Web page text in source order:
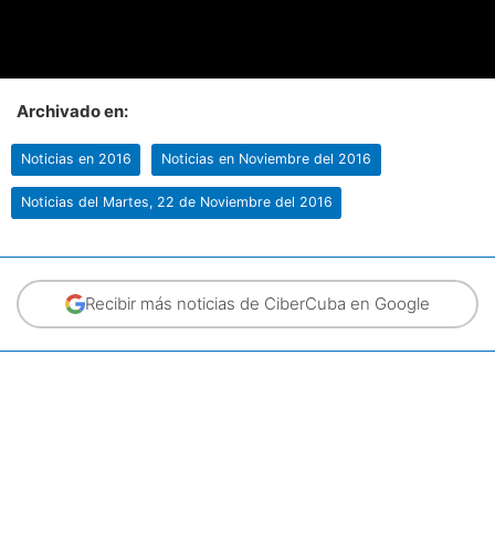
Archivado en:
Noticias en 2016 Noticias en Noviembre del 2016
Noticias del Martes, 22 de Noviembre del 2016
Recibir más noticias de CiberCuba en Google